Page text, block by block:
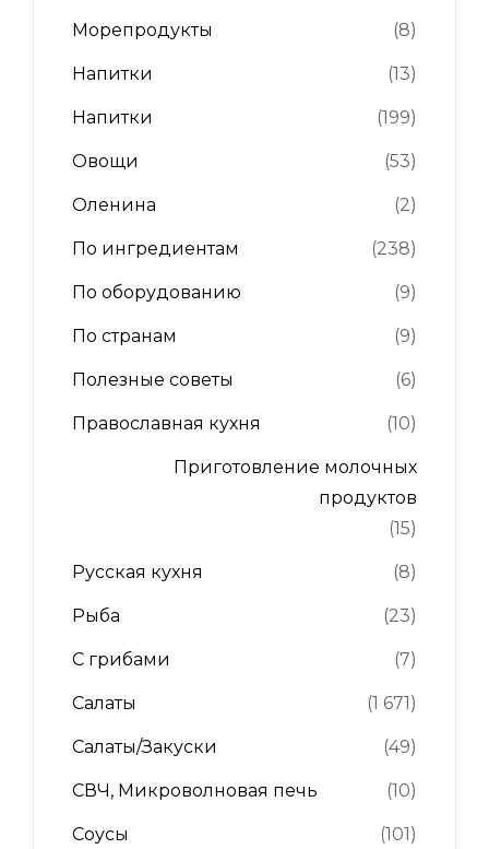
Морепродукты (8)
Напитки (13)
Напитки (199)
Овощи (53)
Оленина (2)
По ингредиентам (238)
По оборудованию (9)
По странам (9)
Полезные советы (6)
Православная кухня (10)
Приготовление молочных
продуктов
(15)
Русская кухня (8)
Рыба (23)
С грибами (7)
Салаты (1 671)
Салаты/Закуски (49)
СВЧ, Микроволновая печь (10)
Соусы (101)